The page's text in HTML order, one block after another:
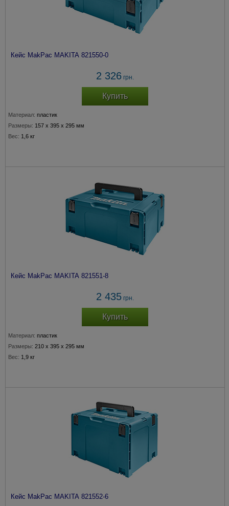
Кейс MakPac MAKITA 821550-0
2 326 грн.
Купить
Материал: пластик
Размеры: 157 x 395 x 295 мм
Вес: 1,6 кг
Кейс MakPac MAKITA 821551-8
2 435 грн.
Купить
Материал: пластик
Размеры: 210 x 395 x 295 мм
Вес: 1,9 кг
Кейс MakPac MAKITA 821552-6